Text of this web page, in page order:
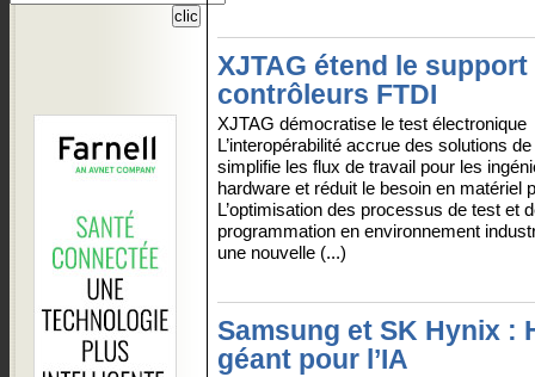
XJTAG étend le support
contrôleurs FTDI
XJTAG démocratise le test électronique
L’interopérabilité accrue des solutions
simplifie les flux de travail pour les
hardware et réduit le besoin en matériel
L’optimisation des processus de test et
programmation en environnement
une nouvelle (...)
Samsung et SK Hynix :
géant pour l’IA